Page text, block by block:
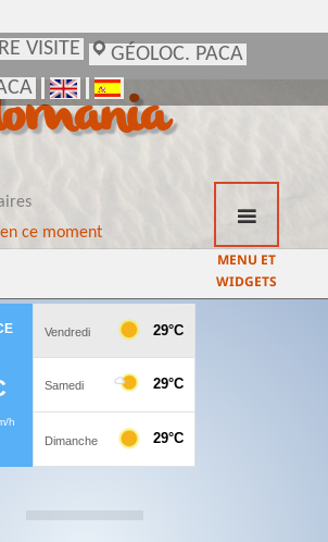
VISITE
GÉOLOC. PACA
ce moment
MENU ET
WIDGETS
VISITE
GÉOLOC. PACA